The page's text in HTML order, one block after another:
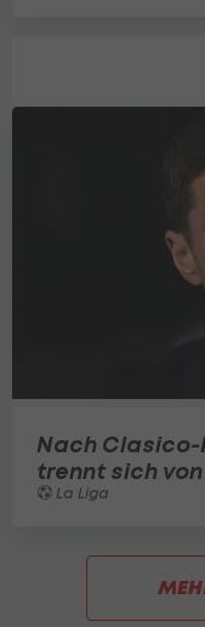
Nach
trennt sich
La Liga